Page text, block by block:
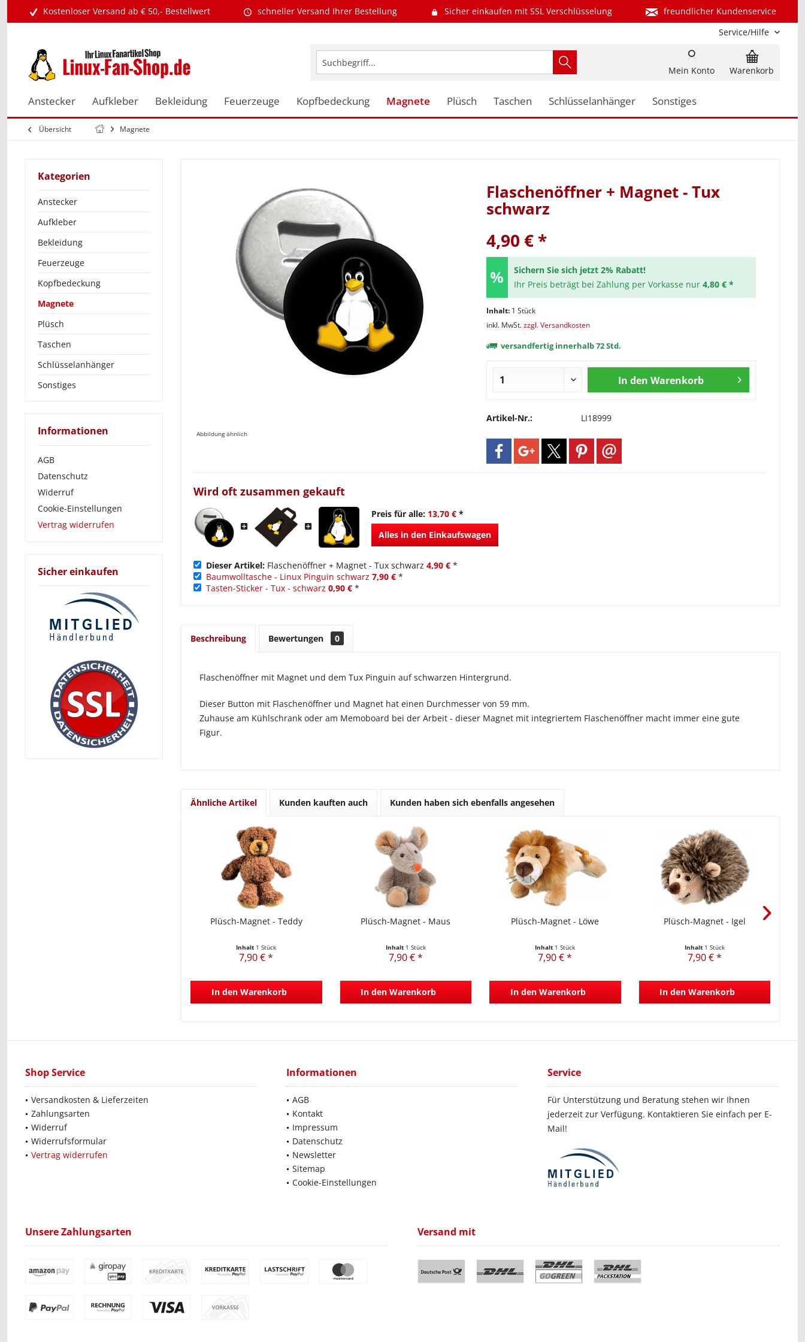
Kostenloser Versand ab € 50,- Bestellwert schneller Versand Ihrer Bestellung Sicher einkaufen mit SSL Verschlüsselung
freundlicher Kundenservice
Service/Hilfe
Warenkorb
Mein Konto
Anstecker Aufkleber Bekleidung Feuerzeuge Kopfbedeckung Magnete Plüsch Taschen Schlüsselanhänger Sonstiges
Übersicht Magnete
Kategorien
Anstecker
Aufkleber
Bekleidung
Feuerzeuge
Kopfbedeckung
Magnete
Plüsch
Taschen
Schlüsselanhänger
Sonstiges
Informationen
AGB
Datenschutz
Widerruf
Cookie-Einstellungen
Vertrag widerrufen
Sicher einkaufen
Abbildung ähnlich
Flaschenöffner + Magnet - Tux
schwarz
4,90 € *
Sichern Sie sich jetzt 2% Rabatt!
Ihr Preis beträgt bei Zahlung per Vorkasse nur 4,80 € *
Inhalt: 1 Stück
inkl. MwSt.zzgl. Versandkosten
versandfertig innerhalb 72 Std.
In den Warenkorb
Artikel-Nr.: LI18999
Wird oft zusammen gekauft
Preis für alle: 13,70 € *
Alles in den Einkaufswagen
Dieser Artikel: Flaschenöffner + Magnet - Tux schwarz 4,90 € *
Baumwolltasche - Linux Pinguin schwarz 7,90 € *
Tasten-Sticker - Tux - schwarz 0,90 € *
Beschreibung Bewertungen 0
Flaschenöffner mit Magnet und dem Tux Pinguin auf schwarzen Hintergrund.
Dieser Button mit Flaschenöffner und Magnet hat einen Durchmesser von 59 mm.
Zuhause am Kühlschrank oder am Memoboard bei der Arbeit - dieser Magnet mit integriertem Flaschenöffner macht immer eine gute
Figur.
Ähnliche Artikel Kunden kauften auch Kunden haben sich ebenfalls angesehen
Plüsch-Magnet - Teddy
Inhalt 1 Stück
7,90 € *
In den Warenkorb
Plüsch-Magnet - Maus
Inhalt 1 Stück
7,90 € *
In den Warenkorb
Plüsch-Magnet - Löwe
Inhalt 1 Stück
7,90 € *
In den Warenkorb
Plüsch-Magnet - Igel
Inhalt 1 Stück
7,90 € *
In den Warenkorb
Shop Service
Versandkosten & Lieferzeiten
Zahlungsarten
Widerruf
Widerrufsformular
Vertrag widerrufen
Informationen
AGB
Kontakt
Impressum
Datenschutz
Newsletter
Sitemap
Cookie-Einstellungen
Service
Für Unterstützung und Beratung stehen wir Ihnen
jederzeit zur Verfügung. Kontaktieren Sie einfach per E-
Mail!
Unsere Zahlungsarten Versand mit